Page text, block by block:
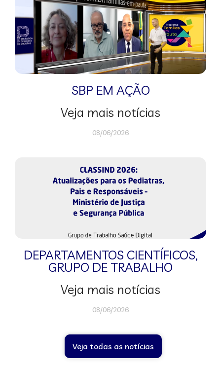
SBP EM AÇÃO
Veja mais notícias
08/06/2026
DEPARTAMENTOS CIENTÍFICOS,
GRUPO DE TRABALHO
Veja mais notícias
08/06/2026
Veja todas as notícias